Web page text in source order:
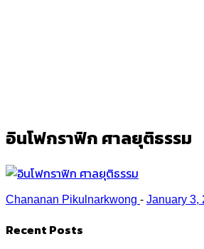
อินโฟกราฟิก ศาลยุติธรรม
Chananan Pikulnarkwong - January 3,
Recent Posts